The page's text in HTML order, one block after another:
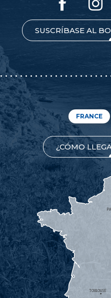
SUSCRÍBASE AL
FRANCE
¿CÓMO
TOULOUSE